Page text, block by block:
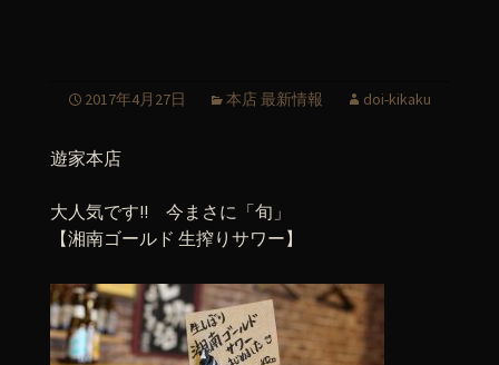
2017年4月27日 本店 最新情報 doi-kikaku
遊家本店
大人気です!! 今まさに「旬」
【湘南ゴールド 生搾りサワー】